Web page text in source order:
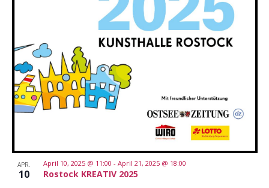
APR.
10 Rostock KREATIV 2025
April 10, 2025 @ 11:00 - April 21, 2025 @ 18:00